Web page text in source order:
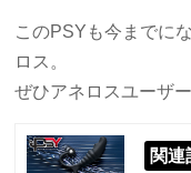
このPSYも今までに
ロス。
ぜひアネロスユーザ
関連